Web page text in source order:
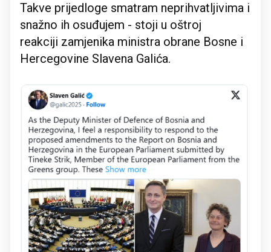
Takve prijedloge smatram neprihvatljivima i
snažno ih osuđujem - stoji u oštroj
reakciji zamjenika ministra obrane Bosne i
Hercegovine Slavena Galića.